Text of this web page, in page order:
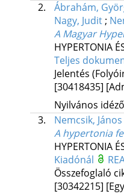
2.
Ábrahám,
Nagy, Judit;
A Magyar
HYPERTONIA
Teljes
Jelentés
[30418435]
Nyilvános
3.
Nemcsik,
A hypertonia
HYPERTONIA
Kiadónál
Összefoglaló
[30342215]